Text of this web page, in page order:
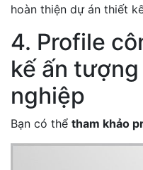
hoàn thiện dự án thiết
4. Profile
kế ấn
nghiệp
Bạn có thể tham khảo